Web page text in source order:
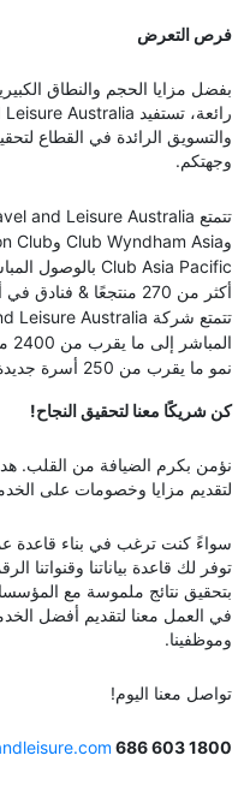
فرص التعرض
بفضل مزايا الحجم والنطاق
والتسويق الرائدة في القطاع
وجهتكم.
Club Asia Pacific بالوصول المباشر إلى ما يقرب من 100000 عائلة
أكثر من 270 منتجعًا & فنادق في أكثر من 14 دولة.
المباشر إلى ما يقرب من 2400 موظف
نمو ما يقرب من 250 أسرة جديدة كل شهر
كن شريكًا معنا لتحقيق النجاح!
نؤمن بكرم الضيافة من القلب.
لتقديم مزايا وخصومات على
سواءً كنت ترغب في بناء قاعدة
توفر لك قاعدة بياناتنا وقنواتنا
بتحقيق نتائج ملموسة مع
في العمل معنا لتقديم أفضل
وموظفينا.
تواصل معنا اليوم!
1800 603 686